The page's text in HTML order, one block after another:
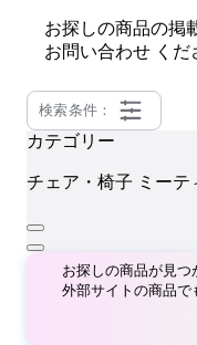
お探しの商品の掲
お問い合わせ くだ
検索条件：
カテゴリー
チェア・椅子 ミーテ
お探しの商品が見つ
外部サイトの商品で